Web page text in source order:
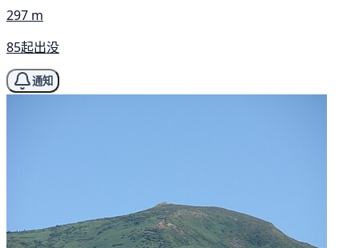
297 m
85起出没
通知